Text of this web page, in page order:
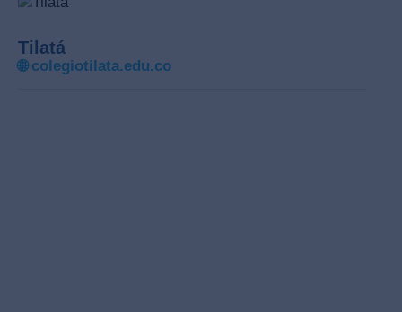
Tilatá
🌐colegiotilata.edu.co